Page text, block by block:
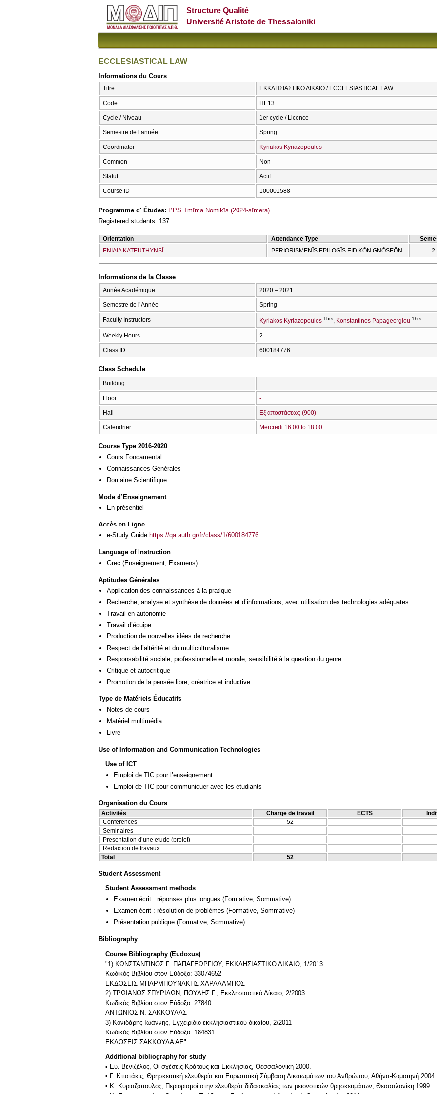
Structure Qualité
Université Aristote de Thessaloniki
ECCLESIASTICAL LAW
Informations du Cours
Titre ΕΚΚΛΗΣΙΑΣΤΙΚΟ ΔΙΚΑΙΟ / ECCLESIASTICAL LAW
Code ΠΕ13
Cycle / Niveau 1er cycle / Licence
Semestre de l’année Spring
Coordinator Kyriakos Kyriazopoulos
Common Non
Statut Actif
Course ID 100001588
Programme d' Études: PPS Tmīma Nomikīs (2024-sīmera)
Registered students: 137
Orientation Attendance Type
ENIAIA KATEUTHYNSĪ
PERIORISMENĪS EPILOGĪS EIDIKŌN GNŌSEŌN 2
Informations de la Classe
Année Académique 2020 – 2021
Semestre de l’Année Spring
Faculty Instructors Kyriakos Kyriazopoulos 1hrs Konstantinos Papageorgiou 1hrs
Weekly Hours 2
Class ID 600184776
Class Schedule
Building
Floor -
Hall Εξ αποστάσεως (900)
Calendrier Mercredi 16:00 to 18:00
Course Type 2016-2020
Cours Fondamental
Connaissances Générales
Domaine Scientifique
Mode d’Enseignement
En présentiel
Accès en Ligne
e-Study Guide https://qa.auth.gr/fr/class/1/600184776
Language of Instruction
Grec (Enseignement, Examens)
Aptitudes Générales
Application des connaissances à la pratique
Recherche, analyse et synthèse de données et d’informations, avec utilisation des technologies adéquates
Travail en autonomie
Travail d’équipe
Production de nouvelles idées de recherche
Respect de l’altérité et du multiculturalisme
Responsabilité sociale, professionnelle et morale, sensibilité à la question du genre
Critique et autocritique
Promotion de la pensée libre, créatrice et inductive
Type de Matériels Éducatifs
Notes de cours
Matériel multimédia
Livre
Use of Information and Communication Technologies
Use of ICT
Emploi de TIC pour l’enseignement
Emploi de TIC pour communiquer avec les étudiants
Organisation du Cours
Activités Charge de travail ECTS
Conferences
52
Seminaires
Presentation d’une etude (projet)
Redaction de travaux
Total
52
Student Assessment
Student Assessment methods
Examen écrit : réponses plus longues (Formative, Sommative)
Examen écrit : résolution de problèmes (Formative, Sommative)
Présentation publique (Formative, Sommative)
Bibliography
Course Bibliography (Eudoxus)
"1) ΚΩΝΣΤΑΝΤΙΝΟΣ Γ .ΠΑΠΑΓΕΩΡΓΙΟΥ, ΕΚΚΛΗΣΙΑΣΤΙΚΟ ΔΙΚΑΙΟ, 1/2013
Κωδικός Βιβλίου στον Εύδοξο: 33074652
ΕΚΔΟΣΕΙΣ ΜΠΑΡΜΠΟΥΝΑΚΗΣ ΧΑΡΑΛΑΜΠΟΣ
2) ΤΡΩΙΑΝΟΣ ΣΠΥΡΙΔΩΝ, ΠΟΥΛΗΣ Γ., Εκκλησιαστικό Δίκαιο, 2/2003
Κωδικός Βιβλίου στον Εύδοξο: 27840
ΑΝΤΩΝΙΟΣ Ν. ΣΑΚΚΟΥΛΑΣ
3) Κονιδάρης Ιωάννης, Εγχειρίδιο εκκλησιαστικού δικαίου, 2/2011
Κωδικός Βιβλίου στον Εύδοξο: 184831
ΕΚΔΟΣΕΙΣ ΣΑΚΚΟΥΛΑ ΑΕ"
Additional bibliography for study
▪ Ευ. Βενιζέλος, Οι σχέσεις Κράτους και Εκκλησίας, Θεσσαλονίκη 2000.
▪ Γ. Κτιστάκις, Θρησκευτική ελευθερία και Ευρωπαϊκή Σύμβαση Δικαιωμάτων του Ανθρώπου, Αθήνα-Κομοτηνή 2004.
▪ Κ. Κυριαζόπουλος, Περιορισμοί στην ελευθερία διδασκαλίας των μειονοτικών θρησκευμάτων, Θεσσαλονίκη 1999.